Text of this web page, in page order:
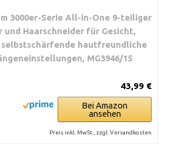
3000er-Serie All-in-One 9-teiliger
und Haarschneider für Gesicht,
selbstschärfende hautfreundliche
MG3946/15
43,99 €
Bei Amazon
ansehen
Preis inkl. MwSt., zzgl. Versandkosten